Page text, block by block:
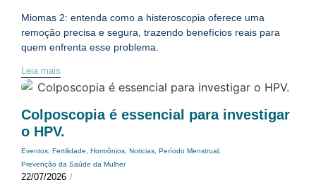
Miomas 2: entenda como a histeroscopia oferece uma
remoção precisa e segura, trazendo benefícios reais para
quem enfrenta esse problema.
Leia mais
Colposcopia é essencial para investigar
o HPV.
Eventos Fertilidade Hormônios Noticias Período Menstrual
Prevenção da Saúde da Mulher
22/07/2026 /